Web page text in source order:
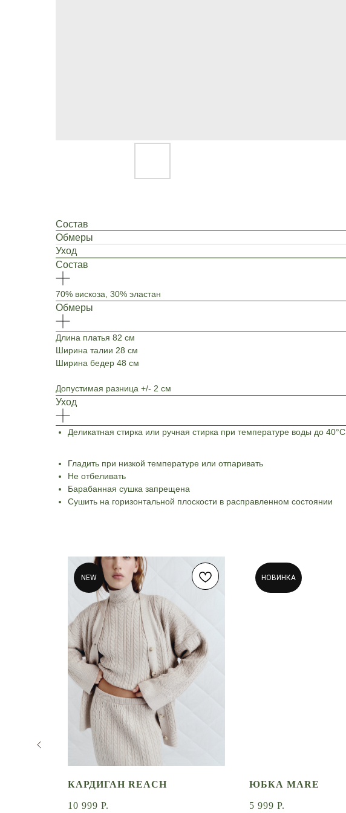
Состав
Обмеры
Уход
Состав
70% вискоза, 30% эластан
Обмеры
Длина платья 82 см
Ширина талии 28 см
Ширина бедер 48 см
Допустимая разница +/- 2 см
Уход
Деликатная стирка или ручная стирка при температуре воды до 40°C
Гладить при низкой температуре или отпаривать
Не отбеливать
Барабанная сушка запрещена
Сушить на горизонтальной плоскости в расправленном состоянии
NEW
КАРДИГАН REACH
10 999 Р.
НОВИНКА
ЮБКА MARE
5 999 Р.